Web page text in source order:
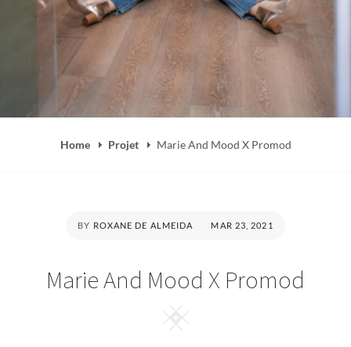
Home Projet Marie And Mood X Promod
BY ROXANE DE ALMEIDA
POSTED
MAR 23, 2021
Marie And Mood X Promod
Square